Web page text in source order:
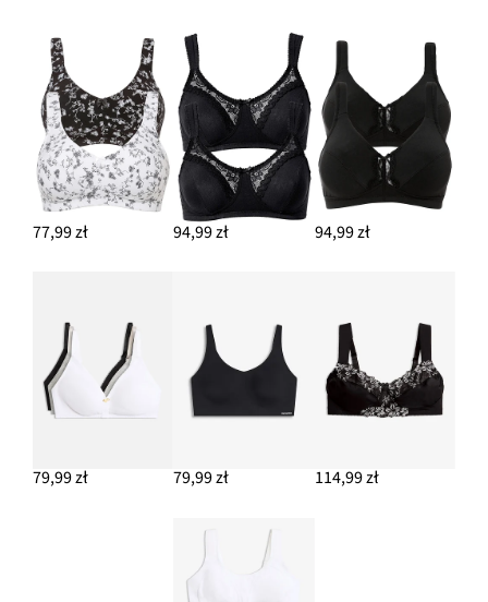
77,99 zł 94,99 zł 94,99 zł
79,99 zł 79,99 zł 114,99 zł